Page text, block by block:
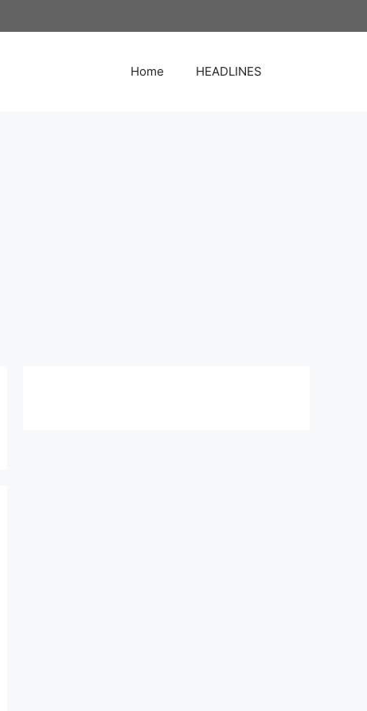
Home HEADLINES